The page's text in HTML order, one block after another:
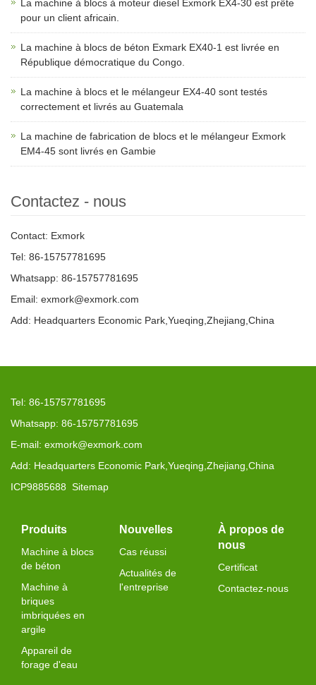
La machine à blocs à moteur diesel Exmork EX4-30 est prête
pour un client africain.
La machine à blocs de béton Exmark EX40-1 est livrée en
République démocratique du Congo.
La machine à blocs et le mélangeur EX4-40 sont testés
correctement et livrés au Guatemala
La machine de fabrication de blocs et le mélangeur Exmork
EM4-45 sont livrés en Gambie
Contactez - nous
Contact: Exmork
Tel: 86-15757781695
Whatsapp: 86-15757781695
Email: exmork@exmork.com
Add: Headquarters Economic Park,Yueqing,Zhejiang,China
Tel: 86-15757781695
Whatsapp: 86-15757781695
E-mail: exmork@exmork.com
Add: Headquarters Economic Park,Yueqing,Zhejiang,China
ICP9885688 Sitemap
Produits
Machine à blocs
de béton
Machine à
briques
imbriquées en
argile
Appareil de
forage d'eau
Nouvelles
Cas réussi
Actualités de
l'entreprise
À propos de
nous
Certificat
Contactez-nous